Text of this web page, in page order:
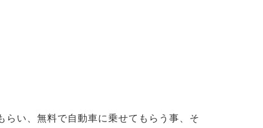
い、無料で自動車に乗せてもらう事、そ